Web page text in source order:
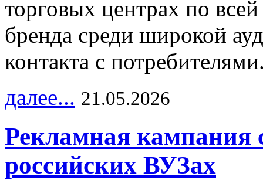
торговых центрах по
бренда среди широкой
контакта с
далее... 21.05.2026
Рекламная кампания
российских ВУЗах